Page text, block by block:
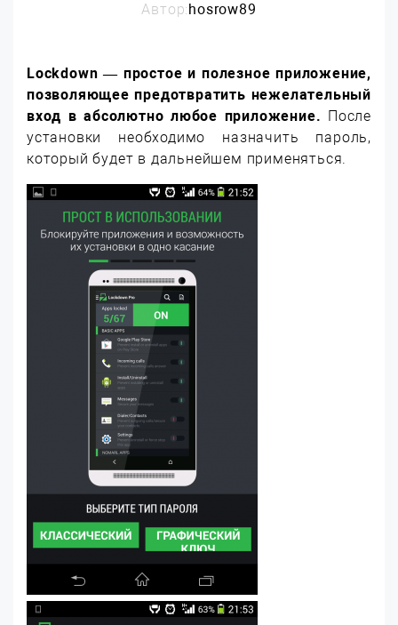
Автор:hosrow89
Lockdown — простое и полезное приложение,
позволяющее предотвратить нежелательный
вход в абсолютно любое приложение. После
установки необходимо назначить пароль,
который будет в дальнейшем применяться.